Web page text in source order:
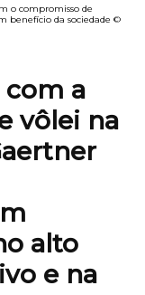
o compromisso de
benefício da sociedade ©
a
vôlei na
alto
e na